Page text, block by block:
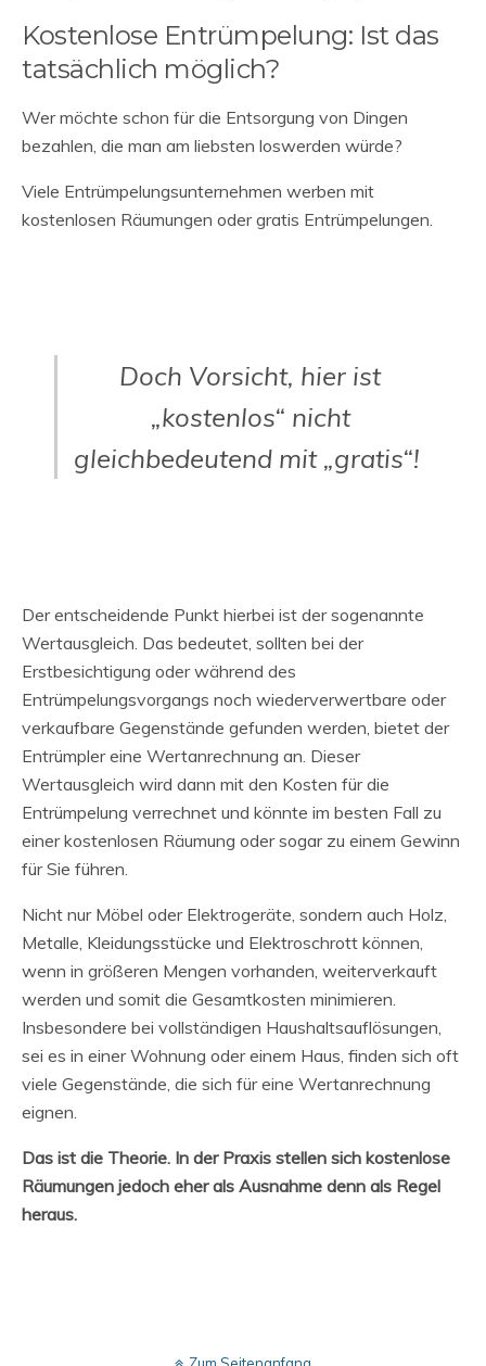
Kostenlose Entrümpelung: Ist das
tatsächlich möglich?
Wer möchte schon für die Entsorgung von Dingen
bezahlen, die man am liebsten loswerden würde?
Viele Entrümpelungsunternehmen werben mit
kostenlosen Räumungen oder gratis Entrümpelungen.
Doch Vorsicht, hier ist
„kostenlos“ nicht
gleichbedeutend mit „gratis“!
Der entscheidende Punkt hierbei ist der sogenannte
Wertausgleich. Das bedeutet, sollten bei der
Erstbesichtigung oder während des
Entrümpelungsvorgangs noch wiederverwertbare oder
verkaufbare Gegenstände gefunden werden, bietet der
Entrümpler eine Wertanrechnung an. Dieser
Wertausgleich wird dann mit den Kosten für die
Entrümpelung verrechnet und könnte im besten Fall zu
einer kostenlosen Räumung oder sogar zu einem Gewinn
für Sie führen.
Nicht nur Möbel oder Elektrogeräte, sondern auch Holz,
Metalle, Kleidungsstücke und Elektroschrott können,
wenn in größeren Mengen vorhanden, weiterverkauft
werden und somit die Gesamtkosten minimieren.
Insbesondere bei vollständigen Haushaltsauflösungen,
sei es in einer Wohnung oder einem Haus, finden sich oft
viele Gegenstände, die sich für eine Wertanrechnung
eignen.
Das ist die Theorie. In der Praxis stellen sich kostenlose
Räumungen jedoch eher als Ausnahme denn als Regel
heraus.